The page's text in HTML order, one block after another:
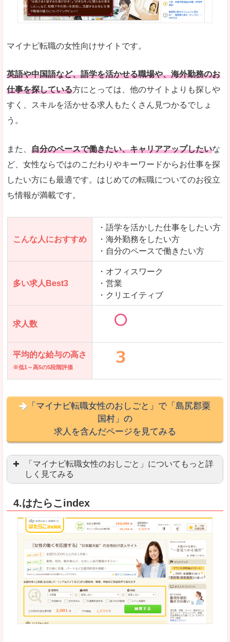
はじめての転職や、転職活動において不安や心配
自分でうまく仕事を探せなくても、会員登録をす
人気度 「エン転職」全体として、会員数がとても多い印
多少検索しづらいのですが、掲載情報はパッと目
「エン転職ウーマン」で「島尻郡粟国村」の
マイナビ転職の女性向けサイトです。
英語や中国語など、語学を活かせる職場や、海外勤務のお
仕事を探している方にとっては、他のサイトよりも探しや
すく、スキルを活かせる求人もたくさん見つかるでしょ
う。
また、 自分のペースで働きたい、キャリアアップしたいな
ど、女性ならではのこだわりやキーワードからお仕事を探
したい方にも最適です。はじめての転職についてのお役立
ち情報が満載です。
こんな人におすすめ
・語学を活かした仕事をしたい方
・海外勤務をしたい方
・自分のペースで働きたい方
多い求人Best3
・オフィスワーク
・営業
・クリエイティブ
求人数
平均的な給与の高さ
※低1～高5の5段階評価
「マイナビ転職女性のおしごと」で「島尻郡粟
国村」の
求人を含んだページを見てみる
「マイナビ転職女性のおしごと」についてもっと詳
しく見てみる
良いところ
「自分のペースで働きたい」「キャリアアップ」
はじめての転職についてのお役立ち情報が満載で
悪いところ
求人の掲載が少し見づらい印象があります。求人
給与が見た目ですぐにわからないことが多いです
4.はたらこindex